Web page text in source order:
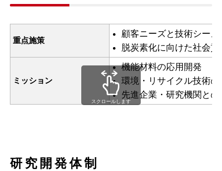
重点施策
顧客ニーズと技術シー
脱炭素化に向けた社会
ミッション
機能材料の応用開発
環境・リサイクル技術の
先進企業・研究機関との
スクロールします
研究開発体制